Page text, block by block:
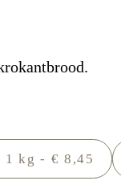
1 kg - € 8,45